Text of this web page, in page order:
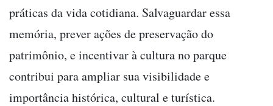
práticas da vida cotidiana. Salvaguardar essa
memória, prever ações de preservação do
patrimônio, e incentivar à cultura no parque
contribui para ampliar sua visibilidade e
importância histórica, cultural e turística.